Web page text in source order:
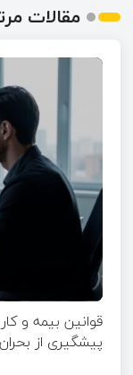
مقالات
قوانین بیمه و
پیشگیری از